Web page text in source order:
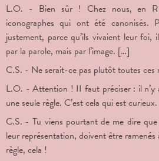
L.O. - Bien sûr ! Chez nous, en
iconographes qui ont été
justement, parce qu’ils vivaient leur
par la parole, mais par l’image. […]
C.S. - Ne serait-ce pas plutôt toutes ces
L.O. - Attention ! II faut préciser : il n’y
une seule règle. C’est cela qui est curieux.
C.S. - Tu viens pourtant de me dire que
leur représentation, doivent être ramenés
règle, cela !